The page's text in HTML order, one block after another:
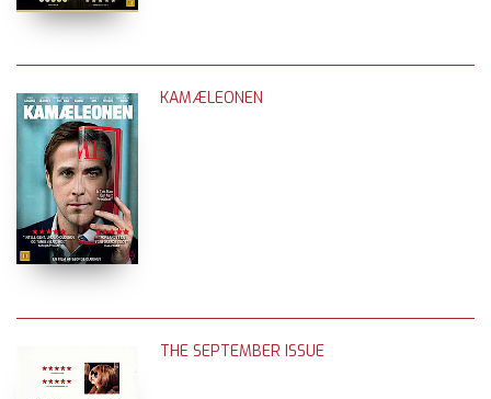
KAMÆLEONEN
THE SEPTEMBER ISSUE